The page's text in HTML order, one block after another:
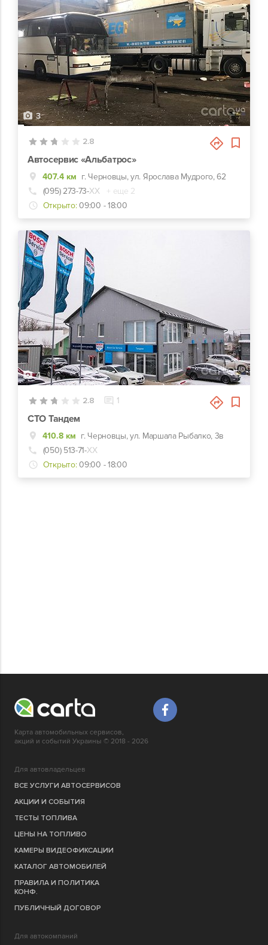
3
2.8
Автосервис «Альбатрос»
407.4 км г. Черновцы, ул. Ярослава Мудрого, 62
(095) 273-73-ХХ
+ еще 2
Открыто: 09:00 - 18:00
4
2.8 1
СТО Тандем
410.8 км г. Черновцы, ул. Маршала Рыбалко, 3в
(050) 513-71-ХХ
Открыто: 09:00 - 18:00
Карта автомобильных сервисов,
акций и событий Украины © 2018 - 2026
Для автовладельцев
ВСЕ УСЛУГИ АВТОСЕРВИСОВ
АКЦИИ И СОБЫТИЯ
ТЕСТЫ ТОПЛИВА
ЦЕНЫ НА ТОПЛИВО
КАМЕРЫ ВИДЕОФИКСАЦИИ
КАТАЛОГ АВТОМОБИЛЕЙ
ПРАВИЛА И ПОЛИТИКА
КОНФ.
ПУБЛИЧНЫЙ ДОГОВОР
Для автокомпаний